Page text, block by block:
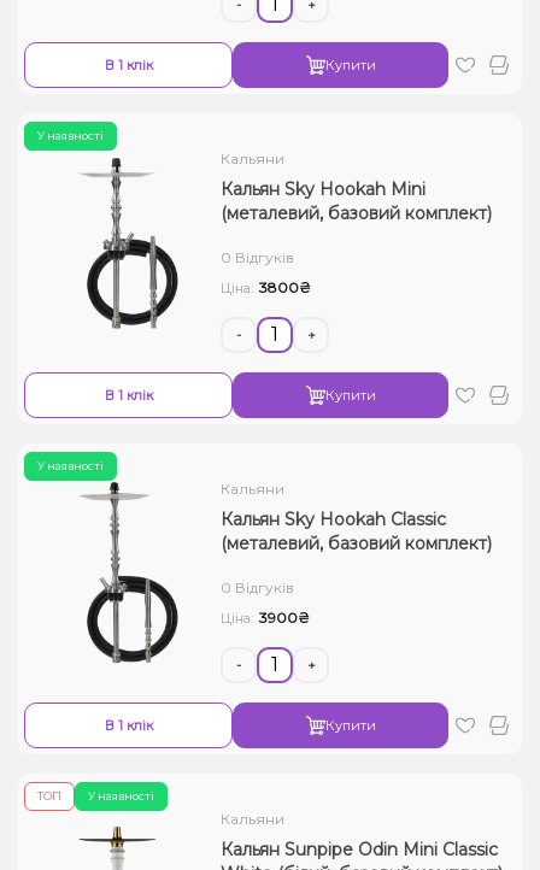
- +
В 1 клік Купити
У наявності
Кальяни
Кальян Sky Hookah Mini
(металевий, базовий комплект)
0 Відгуків
Ціна: 3800₴
- +
В 1 клік Купити
У наявності
Кальяни
Кальян Sky Hookah Classic
(металевий, базовий комплект)
0 Відгуків
Ціна: 3900₴
- +
В 1 клік Купити
У наявності
ТОП
Кальяни
Кальян Sunpipe Odin Mini Classic